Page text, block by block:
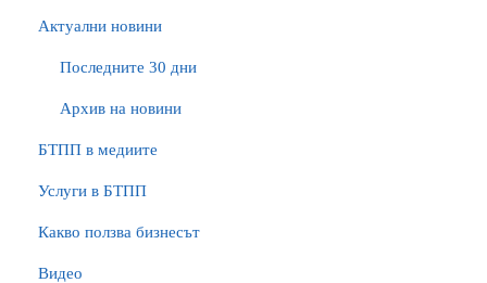
Актуални новини
Последните 30 дни
Архив на новини
БTПП в медиите
Услуги в БТПП
Какво ползва бизнесът
Видео